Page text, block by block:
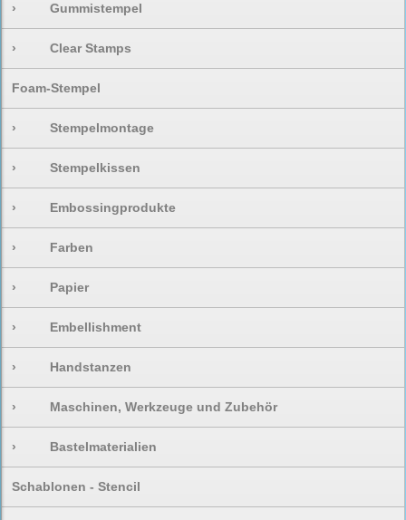
› Gummistempel
› Clear Stamps
Foam-Stempel
› Stempelmontage
› Stempelkissen
› Embossingprodukte
› Farben
› Papier
› Embellishment
› Handstanzen
› Maschinen, Werkzeuge und Zubehör
› Bastelmaterialien
Schablonen - Stencil